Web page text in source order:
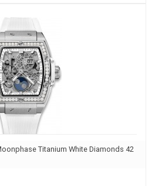
Titanium White Diamonds 42